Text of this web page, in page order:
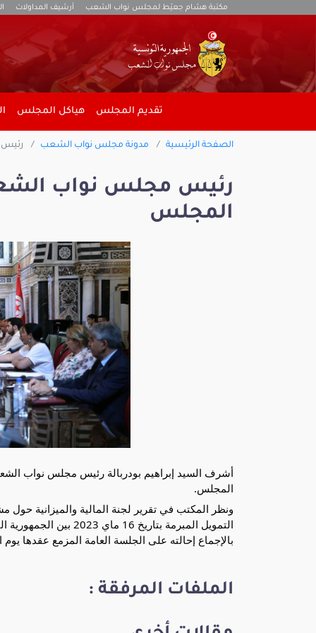
مكتبة هشام جعيّط لمجلس نواب الشعب أرشيف المداولات
تقديم المجلس هياكل المجلس
الصفحة الرئيسية مدونة مجلس نواب الشعب
رئيس مجلس نواب
المجلس
المجلس.
التمويل المبرمة
بالإجماع إحالته على الجلسة العامة المزمع عقدها يوم الجمعة 21
الملفات المرفقة :